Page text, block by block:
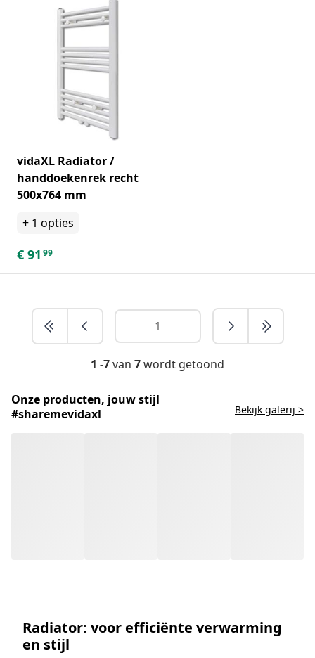
vidaXL Radiator /
handdoekenrek recht
500x764 mm
+ 1 opties
€ 91 99
1 -7van 7wordt getoond
Onze producten, jouw stijl
#sharemevidaxl
Bekijk galerij >
Radiator: voor efficiënte verwarming
en stijl